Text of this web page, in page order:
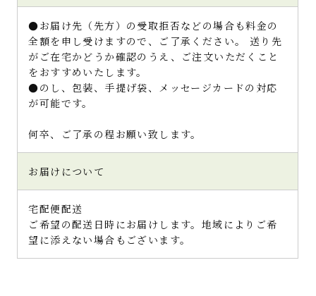
●お届け先（先方）の受取拒否などの場合も料金の
全額を申し受けますので、ご了承ください。 送り先
がご在宅かどうか確認のうえ、ご注文いただくこと
をおすすめいたします。
●のし、包装、手提げ袋、メッセージカードの対応
が可能です。
何卒、ご了承の程お願い致します。
お届けについて
宅配便配送
ご希望の配送日時にお届けします。地域によりご希
望に添えない場合もございます。